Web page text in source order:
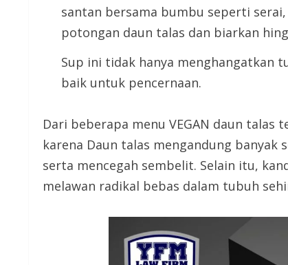
santan bersama bumbu seperti
potongan daun talas dan biarkan
Sup ini tidak hanya menghangatkan
baik untuk pencernaan.
Dari beberapa menu VEGAN daun
karena Daun talas mengandung
serta mencegah sembelit. Selain itu,
melawan radikal bebas dalam tubuh